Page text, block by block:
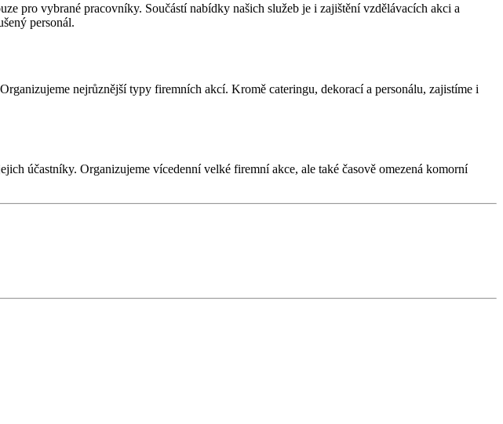
pro vybrané pracovníky. Součástí nabídky našich služeb je i zajištění vzdělávacích akci a
personál.
nejrůznější typy firemních akcí. Kromě cateringu, dekorací a personálu, zajistíme i
účastníky. Organizujeme vícedenní velké firemní akce, ale také časově omezená komorní